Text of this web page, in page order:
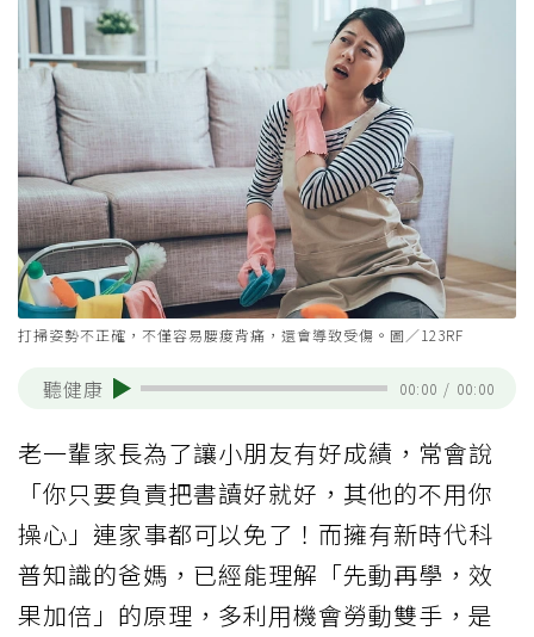
打掃姿勢不正確，不僅容易腰痠背痛，還會導致受傷。圖／123RF
聽健康 00:00 / 00:00
老一輩家長為了讓小朋友有好成績，常會說
「你只要負責把書讀好就好，其他的不用你
操心」連家事都可以免了！而擁有新時代科
普知識的爸媽，已經能理解「先動再學，效
果加倍」的原理，多利用機會勞動雙手，是